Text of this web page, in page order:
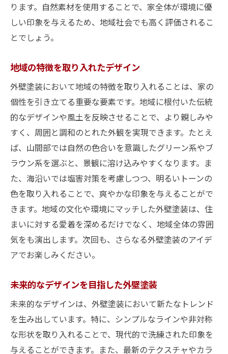
ります。自然素材を使用することで、家全体が環境に優
しい印象を与えるため、地域社会でも高く評価されるこ
とでしょう。
地域の特徴を取り入れたデザイン
外壁塗装において地域の特徴を取り入れることは、家の
個性を引き立てる重要な要素です。地域に根付いた伝統
的なデザインや風土を反映させることで、より親しみや
すく、周囲と調和のとれた外観を実現できます。たとえ
ば、山間部では自然の色合いを意識したグリーン系やブ
ラウン系を選ぶと、景観に溶け込みやすくなります。ま
た、海沿いでは塩害対策を考慮しつつ、明るいトーンの
色を取り入れることで、爽やかな印象を与えることがで
きます。地域の文化や環境にマッチした外壁塗装は、住
まいに対する愛着を深めるだけでなく、地域全体の雰囲
気をも演出します。次回も、さらなる外壁塗装のアイデ
アでお楽しみください。
未来的なデザインを目指した外壁塗装
未来的なデザインは、外壁塗装において新たなトレンド
を生み出しています。特に、シンプルなラインや非対称
な形状を取り入れることで、現代的で洗練された印象を
与えることができます。また、最新のテクスチャやカラ